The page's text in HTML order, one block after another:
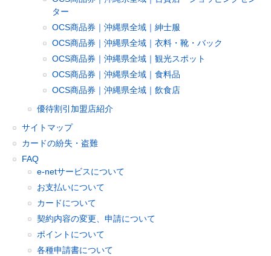
ター
OCS商品券｜沖縄県全域｜紳士服
OCS商品券｜沖縄県全域｜衣料・靴・バック
OCS商品券｜沖縄県全域｜観光スポット
OCS商品券｜沖縄県全域｜食料品
OCS商品券｜沖縄県全域｜飲食店
優待割引加盟店紹介
サイトマップ
カードの紛失・盗難
FAQ
e-netサービスについて
お支払いについて
カードについて
契約内容の変更、申請について
ポイントについて
各種申請書について